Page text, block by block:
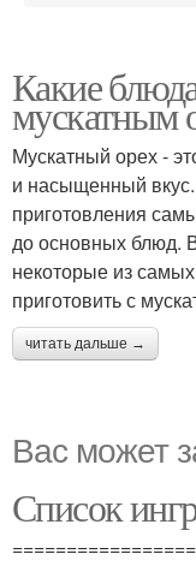
Орех в супах
Орех в
Какие
мускатным
Мускатный орех -
и насыщенный
приготовления
до основных блюд.
некоторые из
приготовить с
читать дальше →
Вас может
Список